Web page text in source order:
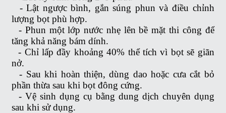
-Lật ngược bình, gắn súng phun và điều chỉnh
lượng bọt phù hợp.
- Phun một lớp nước nhẹ lên bề mặt thi công để
tăng khả năng bám dính.
- Chỉ lấp đầy khoảng 40% thể tích vì bọt sẽ giãn
nở.
- Sau khi hoàn thiện, dùng dao hoặc cưa cắt bỏ
phần thừa sau khi bọt đông cứng.
-Vệ sinh dụng cụ bằng dung dịch chuyên dụng
sau khi sử dụng.